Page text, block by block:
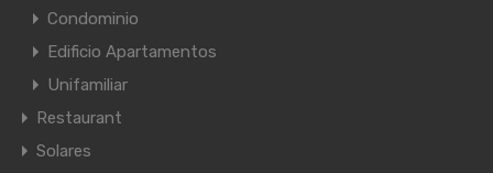
Condominio
Edificio Apartamentos
Unifamiliar
Restaurant
Solares